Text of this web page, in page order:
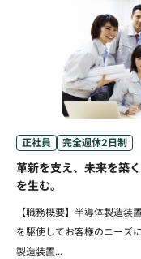
正社員 完全週休2日制
革新を支え、未来を築
を生む。
【職務概要】半導体製造
を駆使してお客様のニーズ
製造装置...